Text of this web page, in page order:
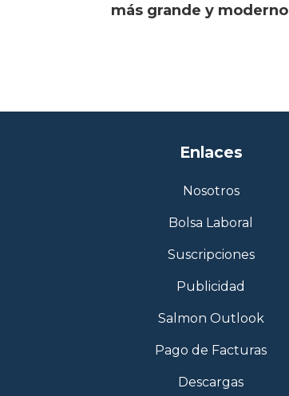
más grande y moderno
Enlaces
Nosotros
Bolsa Laboral
Suscripciones
Publicidad
Salmon Outlook
Pago de Facturas
Descargas